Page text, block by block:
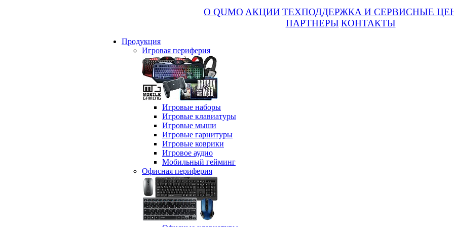
О QUMO АКЦИИ ТЕХПОДДЕРЖКА И СЕРВИСНЫЕ
ПАРТНЕРЫ КОНТАКТЫ
Продукция
Игровая периферия
Игровые наборы
Игровые клавиатуры
Игровые мыши
Игровые гарнитуры
Игровые коврики
Игровое аудио
Мобильный гейминг
Офисная периферия